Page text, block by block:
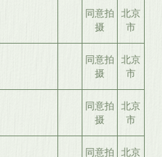
同意拍
摄
北京
市
同意拍
摄
北京
市
同意拍
摄
北京
市
同意拍
北京